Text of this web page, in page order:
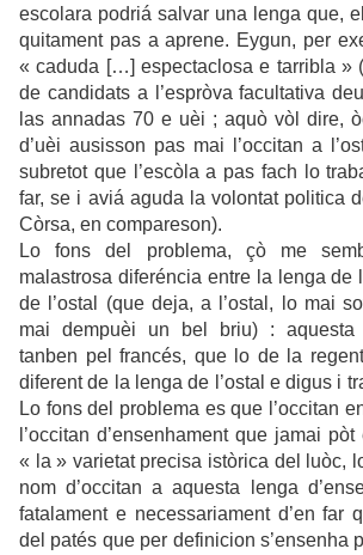
escolara podriá salvar una lenga que,
quitament pas a aprene. Eygun, per
« caduda […] espectaclosa e tarribla »
de candidats a l’espròva facultativa
las annadas 70 e uèi ; aquò vòl dire,
d’uèi ausisson pas mai l’occitan a
subretot que l’escòla a pas fach lo
far, se i aviá aguda la volontat politica
Còrsa, en compareson).
Lo fons del problema, çò me
malastrosa diferéncia entre la lenga de
de l’ostal (que deja, a l’ostal, lo mai
mai dempuèi un bel briu) : aquesta
tanben pel francés, que lo de la
diferent de la lenga de l’ostal e digus i
Lo fons del problema es que l’occitan
l’occitan d’ensenhament que jamai
« la » varietat precisa istòrica del luòc,
nom d’occitan a aquesta lenga
fatalament e necessariament d’en far
del patés que per definicion s’ensenha